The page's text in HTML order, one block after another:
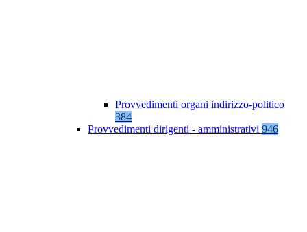
Provvedimenti organi indirizzo-politico
384
Provvedimenti dirigenti - amministrativi 946